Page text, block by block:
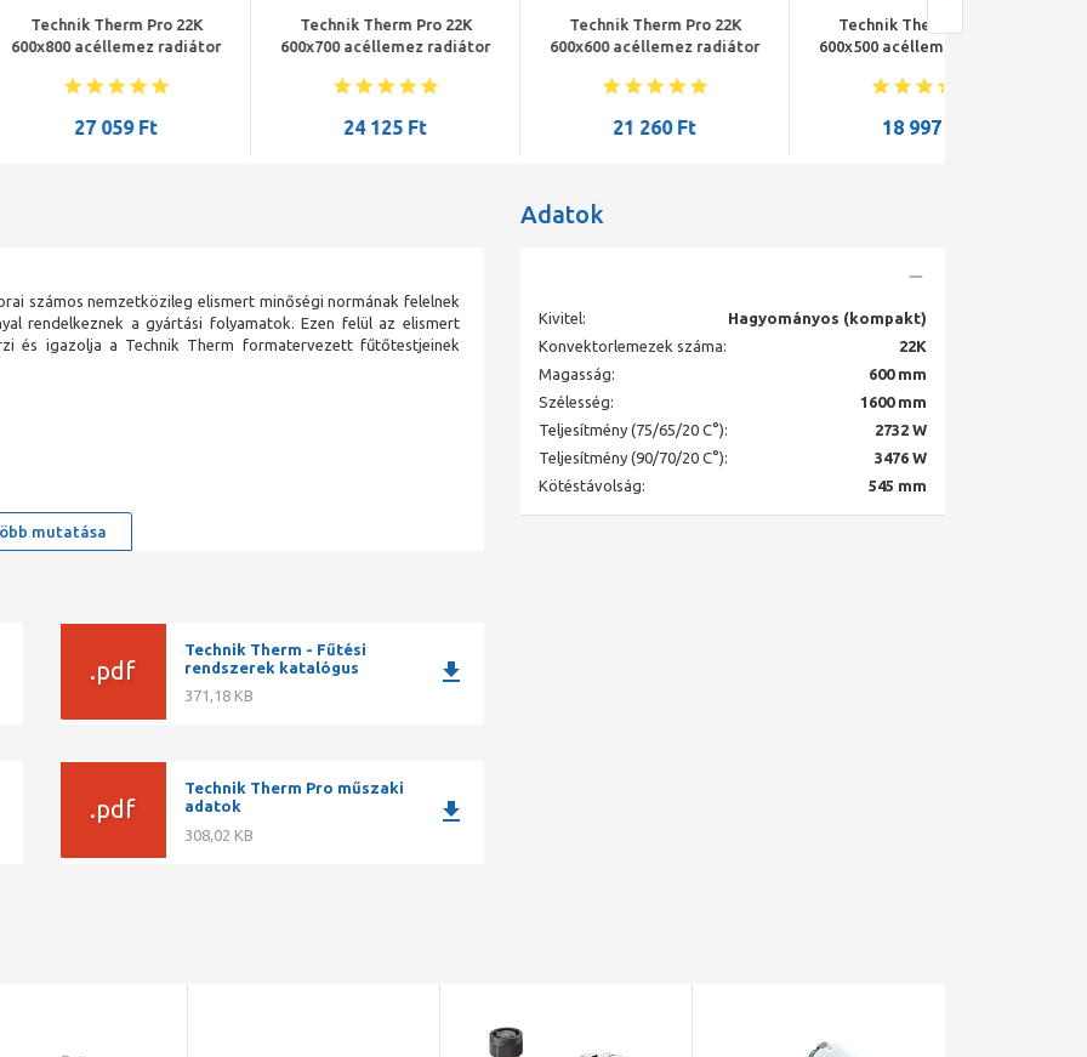
Pro 22K
radiátor
Technik Therm Pro 22K
600x700 acéllemez radiátor
Technik Therm Pro 22K
600x600 acéllemez radiátor
Technik Therm Pro 22K
600x500 acéllemez radiátor
számos nemzetközileg elismert minőségi normának felelnek
rendelkeznek a gyártási folyamatok. Ezen felül az elismert
és igazolja a Technik Therm formatervezett fűtőtestjeinek
mutatása
.pdf
Technik Therm - Fűtési
rendszerek katalógus
371,18 KB
download
.pdf
Technik Therm Pro műszaki
adatok
308,02 KB
download
Adatok
Kivitel:
Hagyományos (kompakt)
Konvektorlemezek száma:
22K
Magasság:
600 mm
Szélesség:
1600 mm
Teljesítmény (75/65/20 C°):
2732 W
Teljesítmény (90/70/20 C°):
3476 W
Kötéstávolság:
545 mm